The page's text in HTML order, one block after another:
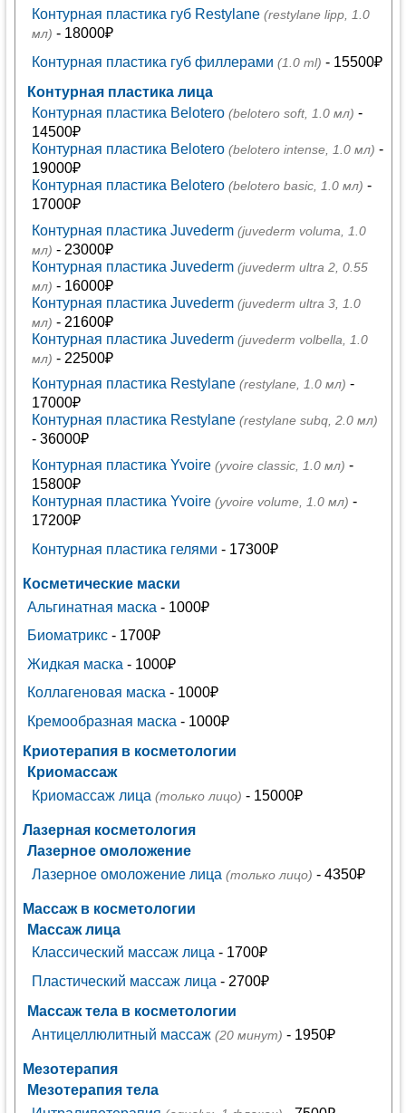
Контурная пластика губ Restylane (restylane lipp, 1.0
мл) - 18000₽
Контурная пластика губ филлерами (1.0 ml) - 15500₽
Контурная пластика лица
Контурная пластика Belotero (belotero soft, 1.0 мл) -
14500₽
Контурная пластика Belotero (belotero intense, 1.0 мл) -
19000₽
Контурная пластика Belotero (belotero basic, 1.0 мл) -
17000₽
Контурная пластика Juvederm (juvederm voluma, 1.0
мл) - 23000₽
Контурная пластика Juvederm (juvederm ultra 2, 0.55
мл) - 16000₽
Контурная пластика Juvederm (juvederm ultra 3, 1.0
мл) - 21600₽
Контурная пластика Juvederm (juvederm volbella, 1.0
мл) - 22500₽
Контурная пластика Restylane (restylane, 1.0 мл) -
17000₽
Контурная пластика Restylane (restylane subq, 2.0 мл)
- 36000₽
Контурная пластика Yvoire (yvoire classic, 1.0 мл) -
15800₽
Контурная пластика Yvoire (yvoire volume, 1.0 мл) -
17200₽
Контурная пластика гелями - 17300₽
Косметические маски
Альгинатная маска - 1000₽
Биоматрикс - 1700₽
Жидкая маска - 1000₽
Коллагеновая маска - 1000₽
Кремообразная маска - 1000₽
Криотерапия в косметологии
Криомассаж
Криомассаж лица (только лицо) - 15000₽
Лазерная косметология
Лазерное омоложение
Лазерное омоложение лица (только лицо) - 4350₽
Массаж в косметологии
Массаж лица
Классический массаж лица- 1700₽
Пластический массаж лица - 2700₽
Массаж тела в косметологии
Антицеллюлитный массаж (20 минут) - 1950₽
Мезотерапия
Мезотерапия тела